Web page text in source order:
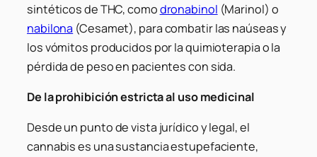
sintéticos de THC, comodronabinol (Marinol) o
nabilona (Cesamet), para combatir las naúseas y
los vómitos producidos por la quimioterapia o la
pérdida de peso en pacientes con sida.
De la prohibición estricta al uso medicinal
Desde un punto de vista jurídico y legal, el
cannabis es una sustancia estupefaciente,